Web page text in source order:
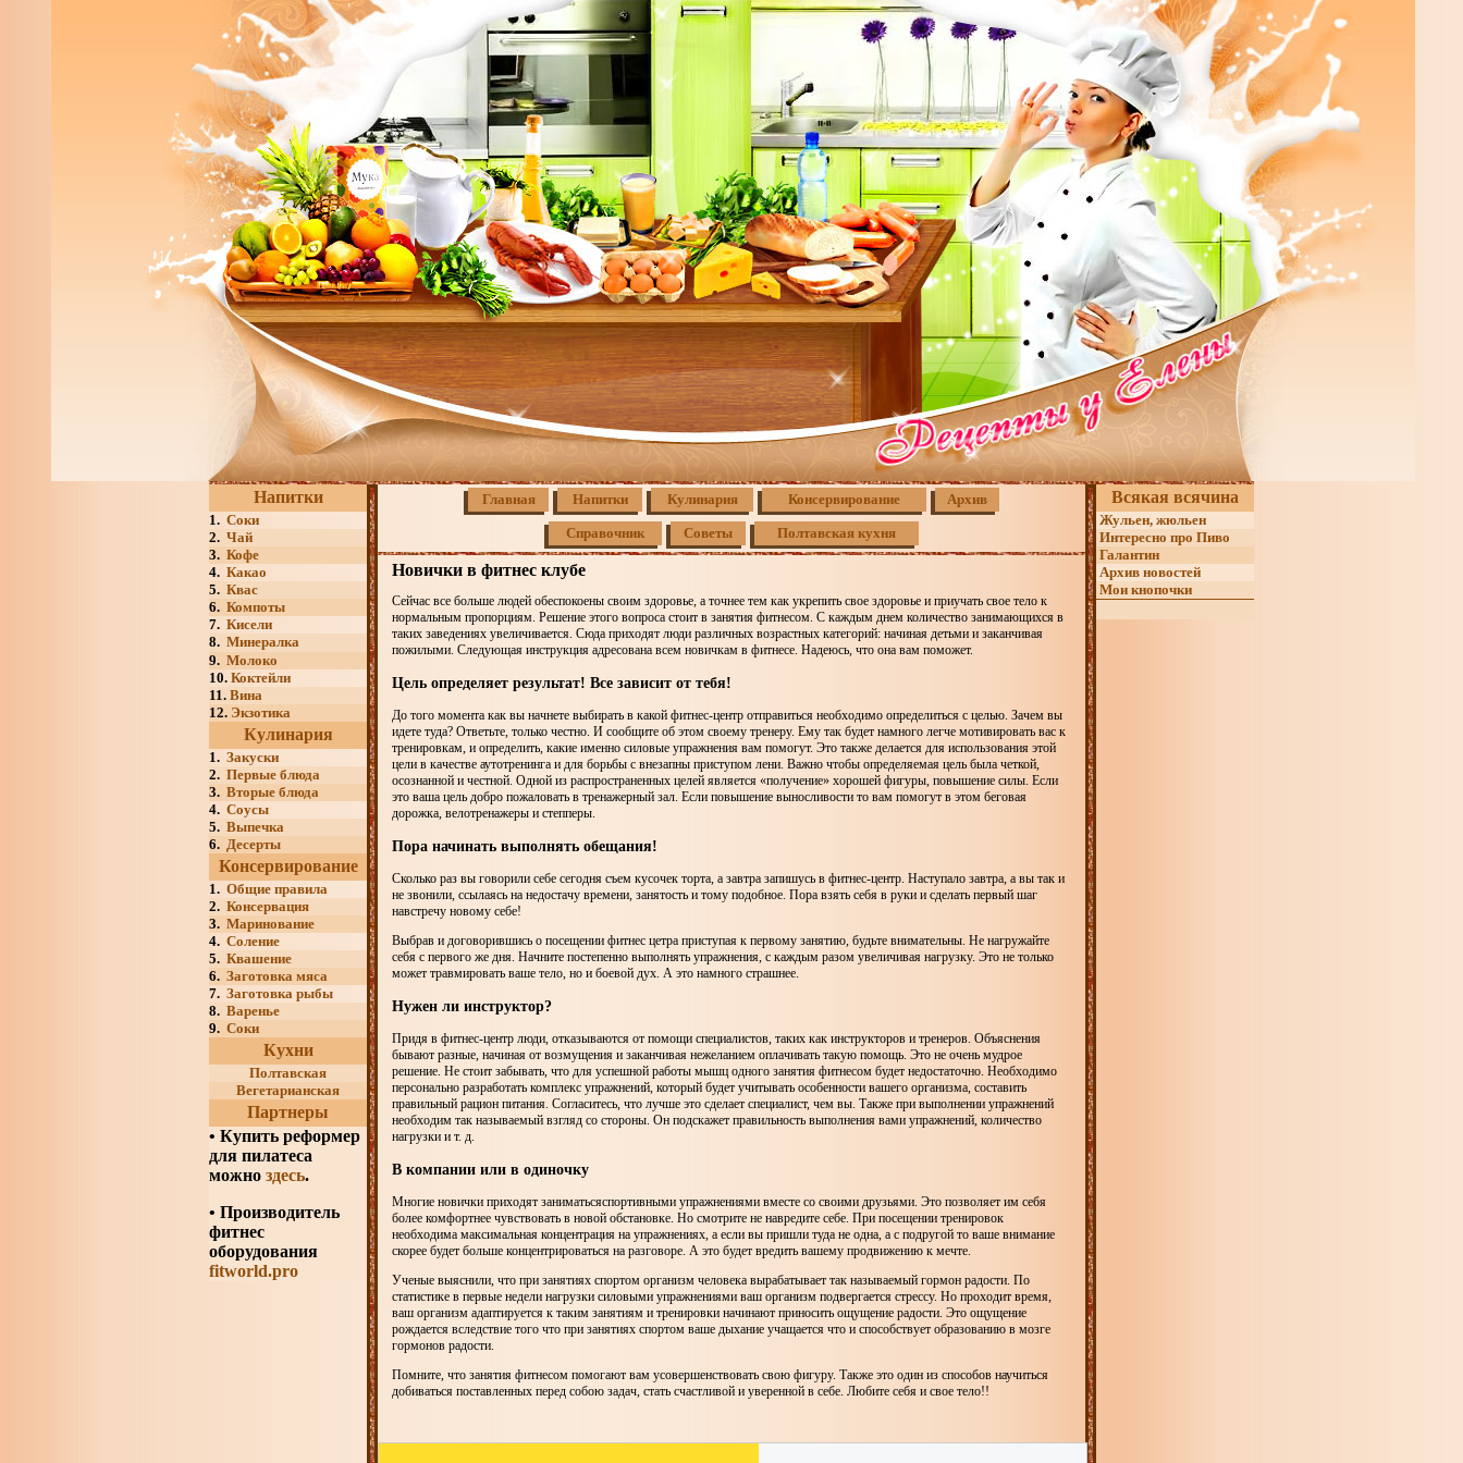
Напитки
1. Соки
2. Чай
3. Кофе
4. Какао
5. Квас
6. Компоты
7. Кисели
8. Минералка
9. Молоко
10. Коктейли
11. Вина
12. Экзотика
Кулинария
1. Закуски
2. Первые блюда
3. Вторые блюда
4. Соусы
5. Выпечка
6. Десерты
Консервирование
1. Общие правила
2. Консервация
3. Маринование
4. Соление
5. Квашение
6. Заготовка мяса
7. Заготовка рыбы
8. Варенье
9. Соки
Кухни
Полтавская
Вегетарианская
Партнеры
• Купить реформер
для пилатеса
можно здесь.
• Производитель
фитнес
оборудования
fitworld.pro
Главная Напитки Кулинария Консервирование Архив
Справочник Советы Полтавская кухня
Новички в фитнес клубе
Сейчас все больше людей обеспокоены своим здоровье, а точнее тем как укрепить свое здоровье и приучать свое тело к
нормальным пропорциям. Решение этого вопроса стоит в занятия фитнесом. С каждым днем количество занимающихся в
таких заведениях увеличивается. Сюда приходят люди различных возрастных категорий: начиная детьми и заканчивая
пожилыми. Следующая инструкция адресована всем новичкам в фитнесе. Надеюсь, что она вам поможет.
Цель определяет результат! Все зависит от тебя!
До того момента как вы начнете выбирать в какой фитнес-центр отправиться необходимо определиться с целью. Зачем вы
идете туда? Ответьте, только честно. И сообщите об этом своему тренеру. Ему так будет намного легче мотивировать вас к
тренировкам, и определить, какие именно силовые упражнения вам помогут. Это также делается для использования этой
цели в качестве аутотренинга и для борьбы с внезапны приступом лени. Важно чтобы определяемая цель была четкой,
осознанной и честной. Одной из распространенных целей является «получение» хорошей фигуры, повышение силы. Если
это ваша цель добро пожаловать в тренажерный зал. Если повышение выносливости то вам помогут в этом беговая
дорожка, велотренажеры и степперы.
Пора начинать выполнять обещания!
Сколько раз вы говорили себе сегодня съем кусочек торта, а завтра запишусь в фитнес-центр. Наступало завтра, а вы так и
не звонили, ссылаясь на недостачу времени, занятость и тому подобное. Пора взять себя в руки и сделать первый шаг
навстречу новому себе!
Выбрав и договорившись о посещении фитнес цетра приступая к первому занятию, будьте внимательны. Не нагружайте
себя с первого же дня. Начните постепенно выполнять упражнения, с каждым разом увеличивая нагрузку. Это не только
может травмировать ваше тело, но и боевой дух. А это намного страшнее.
Нужен ли инструктор?
Придя в фитнес-центр люди, отказываются от помощи специалистов, таких как инструкторов и тренеров. Объяснения
бывают разные, начиная от возмущения и заканчивая нежеланием оплачивать такую помощь. Это не очень мудрое
решение. Не стоит забывать, что для успешной работы мышц одного занятия фитнесом будет недостаточно. Необходимо
персонально разработать комплекс упражнений, который будет учитывать особенности вашего организма, составить
правильный рацион питания. Согласитесь, что лучше это сделает специалист, чем вы. Также при выполнении упражнений
необходим так называемый взгляд со стороны. Он подскажет правильность выполнения вами упражнений, количество
нагрузки и т. д.
В компании или в одиночку
Многие новички приходят заниматьсяспортивными упражнениями вместе со своими друзьями. Это позволяет им себя
более комфортнее чувствовать в новой обстановке. Но смотрите не навредите себе. При посещении тренировок
необходима максимальная концентрация на упражнениях, а если вы пришли туда не одна, а с подругой то ваше внимание
скорее будет больше концентрироваться на разговоре. А это будет вредить вашему продвижению к мечте.
Ученые выяснили, что при занятиях спортом организм человека вырабатывает так называемый гормон радости. По
статистике в первые недели нагрузки силовыми упражнениями ваш организм подвергается стрессу. Но проходит время,
ваш организм адаптируется к таким занятиям и тренировки начинают приносить ощущение радости. Это ощущение
рождается вследствие того что при занятиях спортом ваше дыхание учащается что и способствует образованию в мозге
гормонов радости.
Помните, что занятия фитнесом помогают вам усовершенствовать свою фигуру. Также это один из способов научиться
добиваться поставленных перед собою задач, стать счастливой и уверенной в себе. Любите себя и свое тело!!
Всякая всячина
Жульен, жюльен
Интересно про Пиво
Галантин
Архив новостей
Мои кнопочки